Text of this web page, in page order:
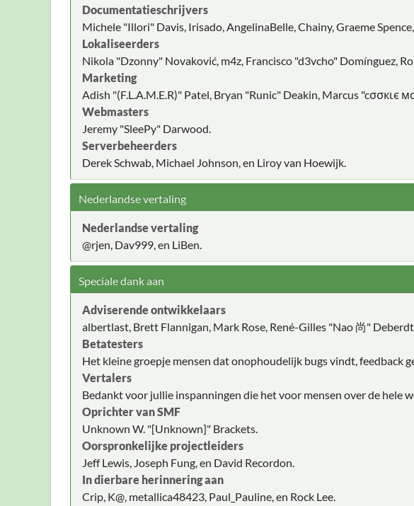
Documentatieschrijvers
Michele "Illori" Davis, Irisado, AngelinaBelle, Chainy, Graeme
Lokaliseerders
Nikola "Dzonny" Novaković, m4z, Francisco "d3vcho" Domínguez,
Marketing
Adish "(F.L.A.M.E.R)" Patel, Bryan "Runic" Deakin, Marcus "cσσкιє
Webmasters
Jeremy "SleePy" Darwood.
Serverbeheerders
Derek Schwab, Michael Johnson, en Liroy van Hoewijk.
Nederlandse vertaling
Nederlandse vertaling
@rjen, Dav999, en LiBen.
Speciale dank aan
Adviserende ontwikkelaars
albertlast, Brett Flannigan, Mark Rose, René-Gilles "Nao 尚"
Betatesters
Het kleine groepje mensen dat onophoudelijk bugs vindt, feedback
Vertalers
Bedankt voor jullie inspanningen die het voor mensen over de hele
Oprichter van SMF
Unknown W. "[Unknown]" Brackets.
Oorspronkelijke projectleiders
Jeff Lewis, Joseph Fung, en David Recordon.
In dierbare herinnering aan
Crip, K@, metallica48423, Paul_Pauline, en Rock Lee.